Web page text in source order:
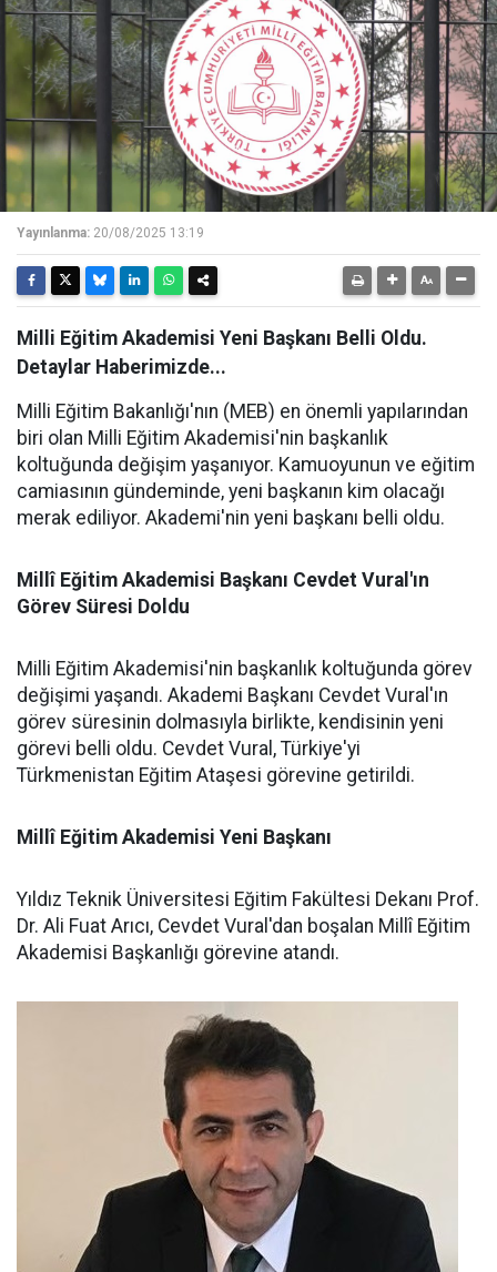
Yayınlanma: 20/08/2025 13:19
Milli Eğitim Akademisi Yeni Başkanı Belli Oldu.
Detaylar Haberimizde...
Milli Eğitim Bakanlığı'nın (MEB) en önemli yapılarından
biri olan Milli Eğitim Akademisi'nin başkanlık
koltuğunda değişim yaşanıyor. Kamuoyunun ve eğitim
camiasının gündeminde, yeni başkanın kim olacağı
merak ediliyor. Akademi'nin yeni başkanı belli oldu.
Millî Eğitim Akademisi Başkanı Cevdet Vural'ın
Görev Süresi Doldu
Milli Eğitim Akademisi'nin başkanlık koltuğunda görev
değişimi yaşandı. Akademi Başkanı Cevdet Vural'ın
görev süresinin dolmasıyla birlikte, kendisinin yeni
görevi belli oldu. Cevdet Vural, Türkiye'yi
Türkmenistan Eğitim Ataşesi görevine getirildi.
Millî Eğitim Akademisi Yeni Başkanı
Yıldız Teknik Üniversitesi Eğitim Fakültesi Dekanı Prof.
Dr. Ali Fuat Arıcı, Cevdet Vural'dan boşalan Millî Eğitim
Akademisi Başkanlığı görevine atandı.